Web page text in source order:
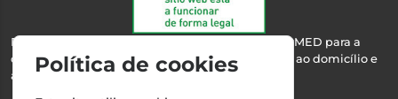
Esta farmácia encontra-se autorizada pelo INFARMED para a
dispensa de medicamentos e produtos de saúde ao domicílio e
através da internet.
Política de cookies